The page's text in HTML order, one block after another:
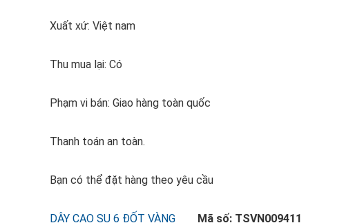
Xuất xứ: Việt nam
Thu mua lại: Có
Phạm vi bán: Giao hàng toàn quốc
Thanh toán an toàn.
Bạn có thể đặt hàng theo yêu cầu
DÂY CAO SU 6 ĐỐT VÀNG Mã số: TSVN009411